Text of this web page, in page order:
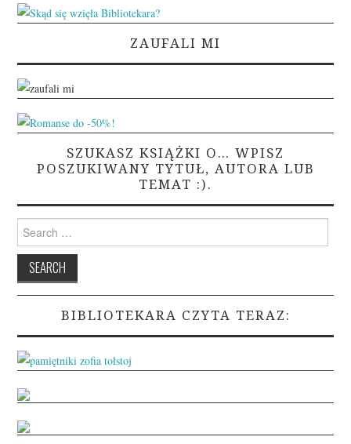
ZAUFALI MI
SZUKASZ KSIĄŻKI O… WPISZ
POSZUKIWANY TYTUŁ, AUTORA LUB
TEMAT :).
for:
BIBLIOTEKARA CZYTA TERAZ: